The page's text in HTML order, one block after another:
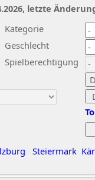
Kategorie
Geschlecht
Spielberechtigung
Steiermark
letzte